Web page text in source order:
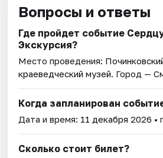
Вопросы и ответы
Где пройдет событие
Экскурсия?
Место проведения:
краеведческий музей. Город —
Когда запланирован
Дата и время: 11 декабря 2026 •
Сколько стоит билет?